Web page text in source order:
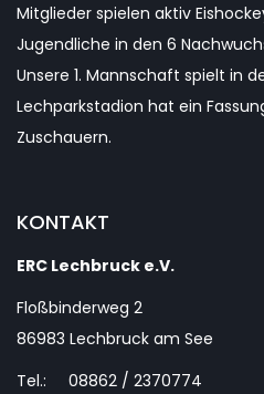
Mitglieder spielen aktiv
Jugendliche in den 6
Unsere 1. Mannschaft spielt in
Lechparkstadion hat ein
Zuschauern.
KONTAKT
ERC Lechbruck e.V.
Floßbinderweg 2
86983 Lechbruck am See
Tel.: 08862 / 2370774